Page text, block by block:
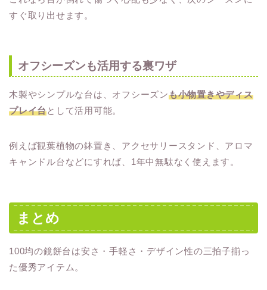
すぐ取り出せます。
オフシーズンも活用する裏ワザ
木製やシンプルな台は、オフシーズンも小物置きやディス
プレイ台として活用可能。
例えば観葉植物の鉢置き、アクセサリースタンド、アロマ
キャンドル台などにすれば、1年中無駄なく使えます。
まとめ
100均の鏡餅台は安さ・手軽さ・デザイン性の三拍子揃っ
た優秀アイテム。